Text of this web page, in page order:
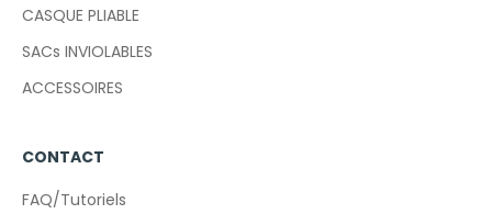
CASQUE PLIABLE
SACs INVIOLABLES
ACCESSOIRES
CONTACT
FAQ/Tutoriels